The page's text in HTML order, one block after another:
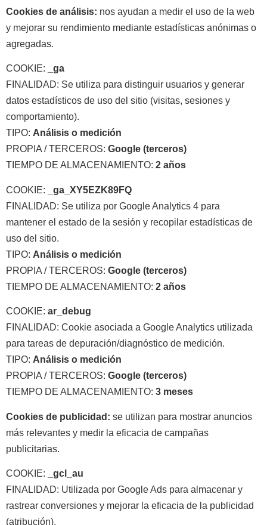
Cookies de análisis: nos ayudan a medir el uso de la web
y mejorar su rendimiento mediante estadísticas anónimas o
agregadas.
COOKIE:
_ga
FINALIDAD: Se utiliza para distinguir usuarios y generar
datos estadísticos de uso del sitio (visitas, sesiones y
comportamiento).
TIPO: Análisis o medición
PROPIA / TERCEROS: Google (terceros)
TIEMPO DE ALMACENAMIENTO: 2 años
COOKIE:
_ga_XY5EZK89FQ
FINALIDAD: Se utiliza por Google Analytics 4 para
mantener el estado de la sesión y recopilar estadísticas de
uso del sitio.
TIPO: Análisis o medición
PROPIA / TERCEROS: Google (terceros)
TIEMPO DE ALMACENAMIENTO: 2 años
COOKIE: ar_debug
FINALIDAD: Cookie asociada a Google Analytics utilizada
para tareas de depuración/diagnóstico de medición.
TIPO: Análisis o medición
PROPIA / TERCEROS: Google (terceros)
TIEMPO DE ALMACENAMIENTO: 3 meses
Cookies de publicidad: se utilizan para mostrar anuncios
más relevantes y medir la eficacia de campañas
publicitarias.
COOKIE:
_gcl_au
FINALIDAD: Utilizada por Google Ads para almacenar y
rastrear conversiones y mejorar la eficacia de la publicidad
(atribución).